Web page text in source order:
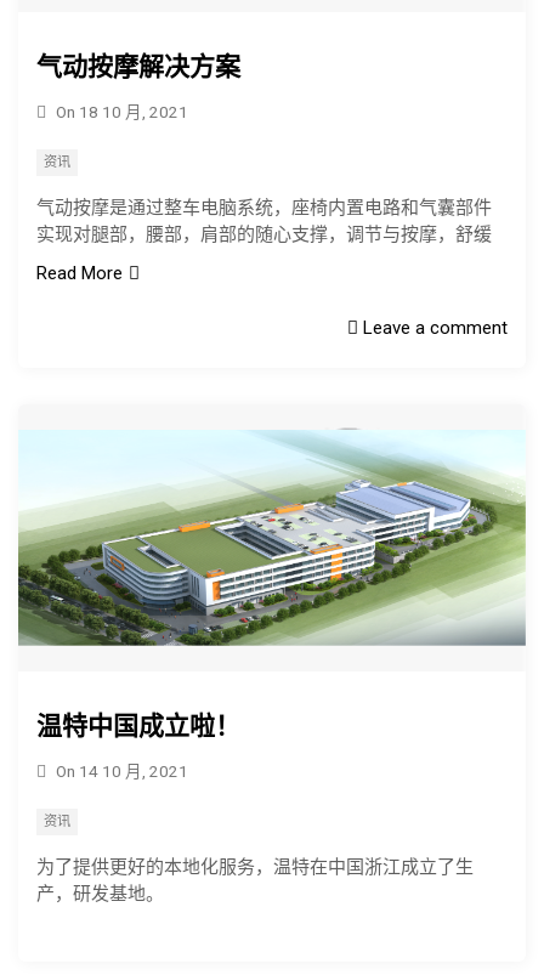
气动按摩解决方案
On 18 10 月, 2021
资讯
气动按摩是通过整车电脑系统，座椅内置电路和气囊部件
实现对腿部，腰部，肩部的随心支撑，调节与按摩，舒缓
Read More
Leave a comment
温特中国成立啦！
On 14 10 月, 2021
资讯
为了提供更好的本地化服务，温特在中国浙江成立了生
产，研发基地。